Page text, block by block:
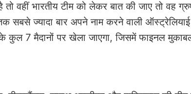
वहीं भारतीय टीम को लेकर बात की जाए तो वह
सबसे ज्यादा बार अपने नाम करने वाली ऑस्ट्रेलियाई
कुल 7 मैदानों पर खेला जाएगा, जिसमें फाइनल